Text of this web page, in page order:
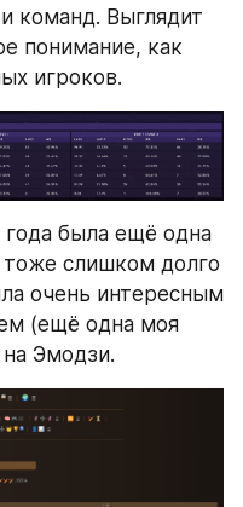
команд. Выглядит
понимание, как
игроков.
была ещё одна
тоже слишком долго
очень интересным
(ещё одна моя
Эмодзи.